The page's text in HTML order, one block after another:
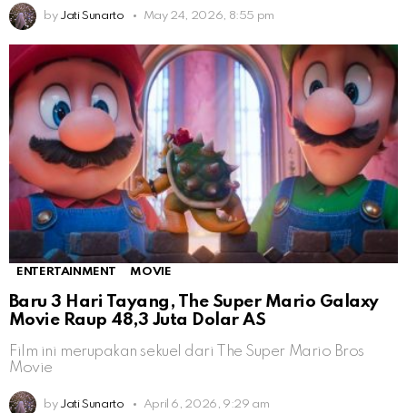
by Jati Sunarto May 24, 2026, 8:55 pm
ENTERTAINMENT MOVIE
Baru 3 Hari Tayang, The Super Mario Galaxy
Movie Raup 48,3 Juta Dolar AS
Film ini merupakan sekuel dari The Super Mario Bros
Movie
by Jati Sunarto April 6, 2026, 9:29 am